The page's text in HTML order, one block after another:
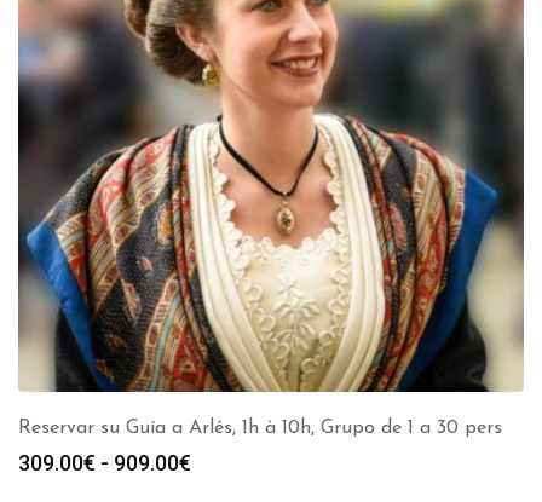
Reservar su Guía a Arlés, 1h à 10h, Grupo de 1 a 30 pers
309.00€ - 909.00€